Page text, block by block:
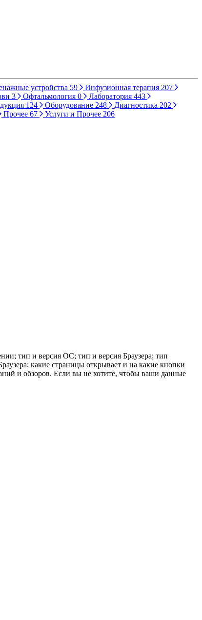
устройства 59 Инфузионная терапия 207
3 Офтальмология 0 Лаборатория 443
124 Оборудование 248 Диагностика 202
Прочее 67 Услуги и Прочее 206
тип и версия ОС; тип и версия Браузера; тип
какие страницы открывает и на какие кнопки
и обзоров. Если вы не хотите, чтобы ваши данные